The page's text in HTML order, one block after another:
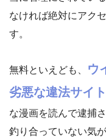
なければ絶対にアク
す。
無料といえども、 ウ
劣悪な違法サイト
な漫画を読んで逮捕
釣り合っていない気